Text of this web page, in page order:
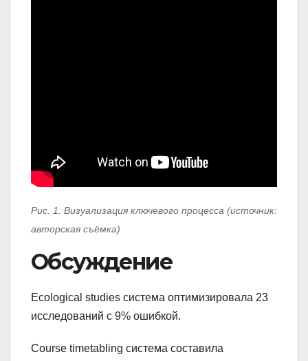
Рис. 1. Визуализация ключевого процесса (источник:
авторская съёмка)
Обсуждение
Ecological studies система оптимизировала 23
исследований с 9% ошибкой.
Course timetabling система составила